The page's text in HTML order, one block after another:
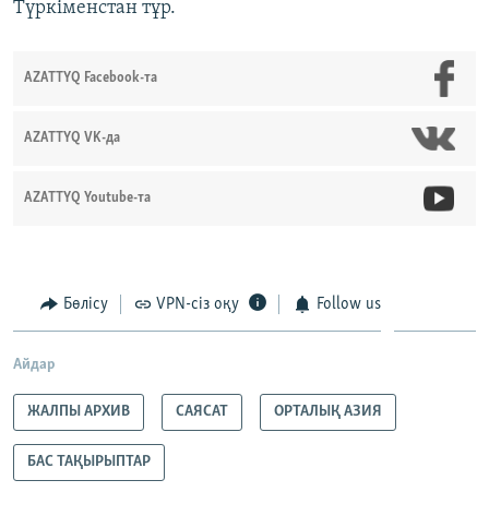
Түркіменстан тұр.
AZATTYQ Facebook-та
AZATTYQ VK-да
AZATTYQ Youtube-та
Бөлісу VPN-сіз оқу Follow us
Айдар
ЖАЛПЫ АРХИВ САЯСАТ ОРТАЛЫҚ АЗИЯ
БАС ТАҚЫРЫПТАР